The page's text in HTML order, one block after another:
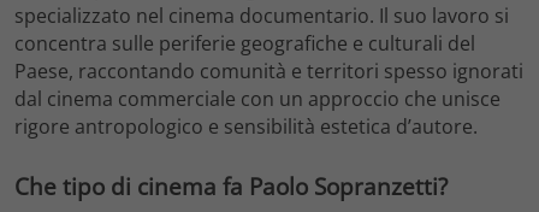
specializzato nel cinema documentario. Il suo lavoro si
concentra sulle periferie geografiche e culturali del
Paese, raccontando comunità e territori spesso ignorati
dal cinema commerciale con un approccio che unisce
rigore antropologico e sensibilità estetica d’autore.
Che tipo di cinema fa Paolo Sopranzetti?